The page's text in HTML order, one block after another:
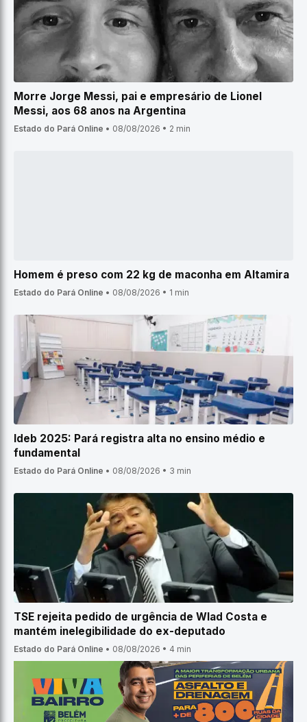
Morre Jorge Messi, pai e empresário de Lionel
Messi, aos 68 anos na Argentina
Estado do Pará Online • 08/08/2026 • 2 min
Homem é preso com 22 kg de maconha em Altamira
Estado do Pará Online • 08/08/2026 • 1 min
Ideb 2025: Pará registra alta no ensino médio e
fundamental
Estado do Pará Online • 08/08/2026 • 3 min
TSE rejeita pedido de urgência de Wlad Costa e
mantém inelegibilidade do ex-deputado
Estado do Pará Online • 08/08/2026 • 4 min